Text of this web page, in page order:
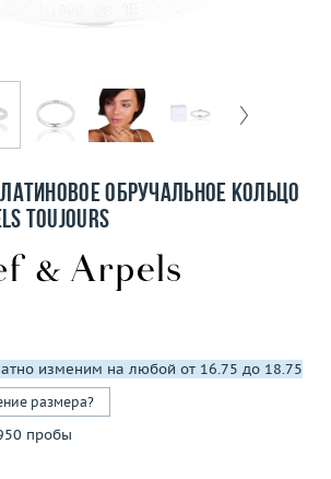
обручальное кольцо
Toujours
изменим на любой от 16.75 до 18.75
размера?
пробы